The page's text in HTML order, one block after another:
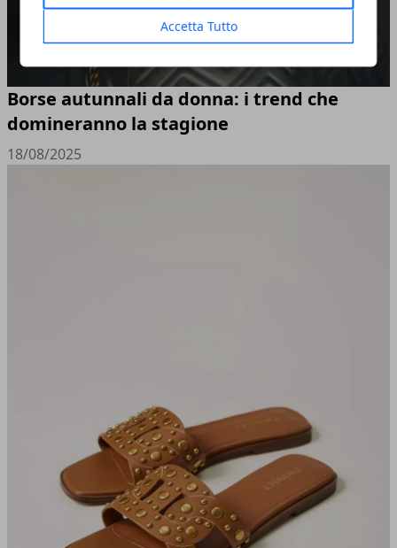
Accetta Tutto
Borse autunnali da donna: i trend che
domineranno la stagione
18/08/2025